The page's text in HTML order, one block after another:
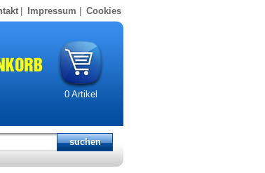
Impressum Cookies
0Artikel